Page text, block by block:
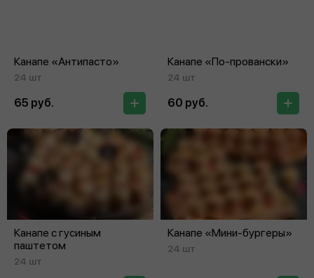
Канапе «Антипасто»
24 шт
65 руб.
Канапе «По‑провански»
24 шт
60 руб.
Канапе с гусиным
паштетом
24 шт
Канапе «Мини‑бургеры»
24 шт